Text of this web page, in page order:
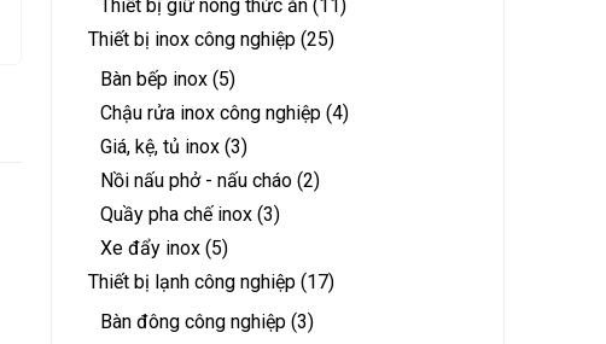
Thiết bị giữ nóng thức ăn (11)
Thiết bị inox công nghiệp (25)
Bàn bếp inox (5)
Chậu rửa inox công nghiệp (4)
Giá, kệ, tủ inox (3)
Nồi nấu phở - nấu cháo (2)
Quầy pha chế inox (3)
Xe đẩy inox (5)
Thiết bị lạnh công nghiệp (17)
Bàn đông công nghiệp (3)